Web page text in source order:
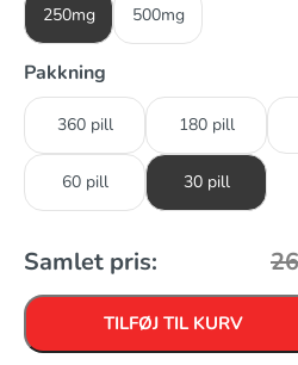
250mg 500mg
Pakkning
360 pill 180 pill
60 pill 30 pill
Samlet pris:
TILFØJ TIL KURV